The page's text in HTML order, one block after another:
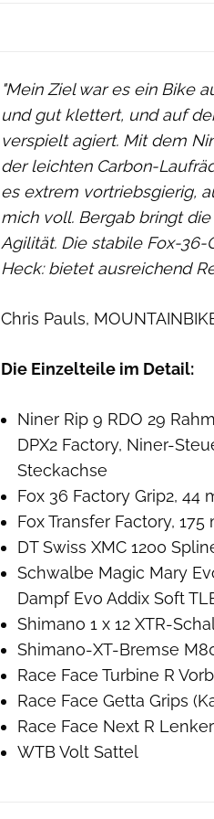
"Mein Ziel war es ein Bike
und gut klettert, und auf
verspielt agiert. Mit dem
der leichten Carbon-
es extrem vortriebsgierig,
mich voll. Bergab bringt
Agilität. Die stabile Fox-
Heck: bietet ausreichend
Chris Pauls,
Die Einzelteile im Detail:
Niner Rip 9 RDO 29
DPX2 Factory, Niner-
Steckachse
Fox 36 Factory Grip2, 44
Fox Transfer Factory,
DT Swiss XMC 1200
Schwalbe Magic Mary
Dampf Evo Addix Soft
Shimano 1 x 12 XTR-
Shimano-XT-Bremse
Race Face Turbine R
Race Face Getta Grips
Race Face Next R
WTB Volt Sattel